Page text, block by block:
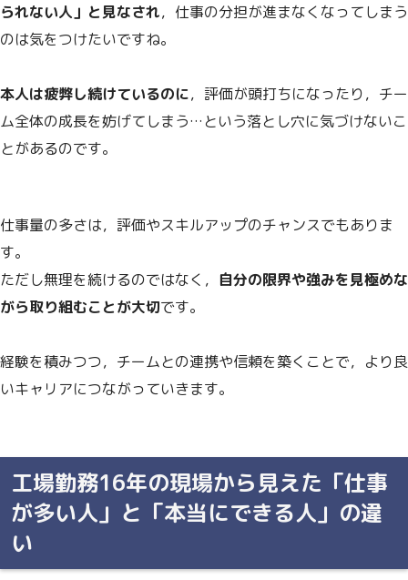
られない人」と見なされ，仕事の分担が進まなくなってしまう
のは気をつけたいですね。
本人は疲弊し続けているのに，評価が頭打ちになったり，チー
ム全体の成長を妨げてしまう…という落とし穴に気づけないこ
とがあるのです。
仕事量の多さは，評価やスキルアップのチャンスでもありま
す。
ただし無理を続けるのではなく， 自分の限界や強みを見極めな
がら取り組むことが大切です。
経験を積みつつ，チームとの連携や信頼を築くことで，より良
いキャリアにつながっていきます。
工場勤務16年の現場から見えた「仕事
が多い人」と「本当にできる人」の違
い